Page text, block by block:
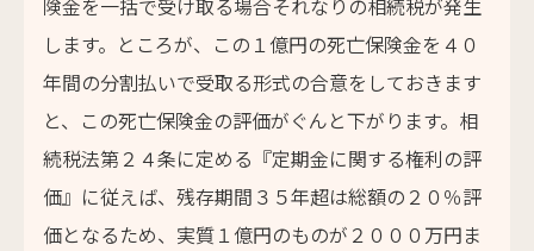
険金を一括で受け取る場合それなりの相続税が発生
します。ところが、この１億円の死亡保険金を４０
年間の分割払いで受取る形式の合意をしておきます
と、この死亡保険金の評価がぐんと下がります。相
続税法第２４条に定める『定期金に関する権利の評
価』に従えば、残存期間３５年超は総額の２０％評
価となるため、実質１億円のものが２０００万円ま